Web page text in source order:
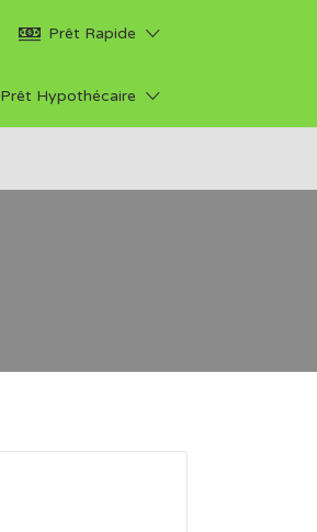
Prêt Rapide
Prêt Hypothécaire